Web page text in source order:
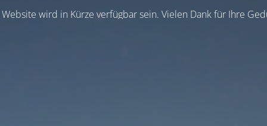
wird in Kürze verfügbar sein. Vielen Dank für Ihre